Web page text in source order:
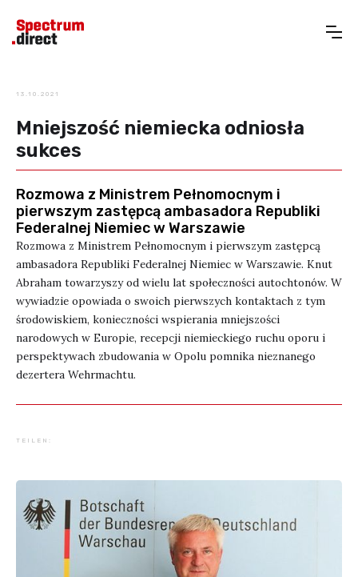
13.10.2021
Mniejszość niemiecka odniosła
sukces
Rozmowa z Ministrem Pełnomocnym i
pierwszym zastępcą ambasadora Republiki
Federalnej Niemiec w Warszawie
Rozmowa z Ministrem Pełnomocnym i pierwszym zastępcą
ambasadora Republiki Federalnej Niemiec w Warszawie. Knut
Abraham towarzyszy od wielu lat społeczności autochtonów. W
wywiadzie opowiada o swoich pierwszych kontaktach z tym
środowiskiem, konieczności wspierania mniejszości
narodowych w Europie, recepcji niemieckiego ruchu oporu i
perspektywach zbudowania w Opolu pomnika nieznanego
dezertera Wehrmachtu.
TEILEN: